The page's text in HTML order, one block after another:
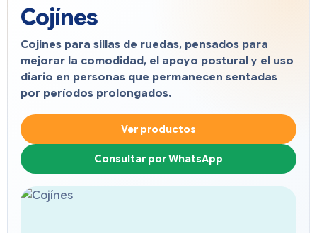
Cojínes
Cojines para sillas de ruedas, pensados para
mejorar la comodidad, el apoyo postural y el uso
diario en personas que permanecen sentadas
por períodos prolongados.
Ver productos
Consultar por WhatsApp